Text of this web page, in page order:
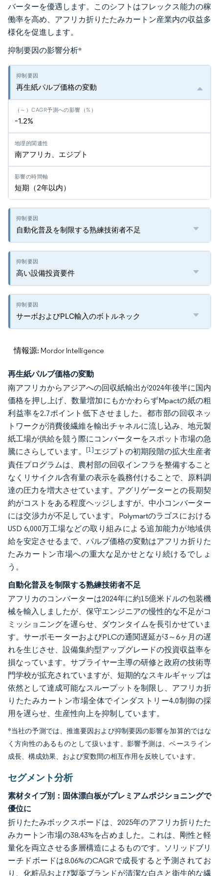
バーターを優遇します。このシフトはフレックス能力の稼
働率を高め、アフリカ折りたたみカートン産業内の収益多
様化を促進します。
抑制要因の影響分析*
再生紙パルプ価格の変動
-1.2%
南アフリカ、エジプト
短期（2年以内）
自動化普及を制限する熟練技術者不足
高い設備投資要件
サーボおよびPLC輸入のボトルネック
情報源: Mordor Intelligence
再生紙パルプ価格の変動
南アフリカからアジアへの回収紙輸出が2024年後半に国内
価格を押し上げ、数量増加にもかかわらずMpactの紙の粗
利益率を2.7ポイント低下させました。都市部の回収ネッ
トワークが消費後繊維を輸出チャネルに流し込み、地元製
紙工場が供給を競う際にコンバーターをスポット市場の急
騰にさらしています。 [1]エジプトの初期段階の拡大生産者
責任プログラムは、農村部の回収インフラを整備すること
なくリサイクル含有量の表示を義務付けることで、原料調
達の圧力を増大させています。アグリゲーターとの長期契
約がコストをある程度ヘッジしますが、中小コンバーター
には交渉力が不足しています。Polymartのラゴスにおける
USD 6,000万工場などの取り組みによる追加能力が地域供
給を安定させるまで、パルプ価格の変動はアフリカ折りた
たみカートン市場への重大な足かせとなり続けるでしょ
う。
自動化普及を制限する熟練技術者不足
アフリカのコンバーターは2024年に約15億米ドルの包装機
械を輸入しましたが、保守エンジニアの慢性的な不足がコ
ミッショニングを遅らせ、ダウンタイムを長引かせていま
す。サーボモーターおよびPLCの通関遅延が3～6ヶ月の遅
れを生じさせ、設備集約型アップグレードの投資収益率を
損なっています。サプライヤー主導の研修と政府の技術専
門学校が拡充されていますが、短期的なスキルギャップは
依然として達成可能なスループットを制限し、アフリカ折
りたたみカートン市場全体でインダストリー4.0制御の採
用を遅らせ、生産性向上を抑制しています。
*当社の予測では、推進要因および抑制要因の影響を加算的ではな
く方向性のあるものとして扱います。影響予測は、ベースライン
成長、構成効果、および変数間の相互作用を反映しています。
セグメント分析
素材タイプ別：固体漂白板がプレミアムポジショニングで
優位に
折りたたみボックスボードは、2025年のアフリカ折りたた
みカートン市場の38.43%を占めました。これは、剛性と軽
量化を両立させる多層構造によるものです。ソリッドブリ
ーチドボードは8.06%のCAGRで成長すると予測されてお
り、化粧品および製薬ブランドが清潔な白さと衛生的な繊